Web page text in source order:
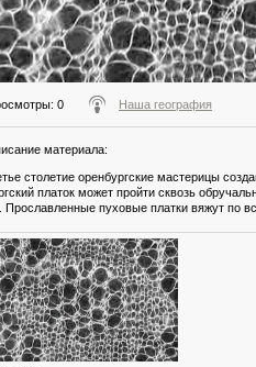
: 0 Наша география
материала:
столетие оренбургские мастерицы
платок может пройти сквозь
Прославленные пуховые платки вяжут по